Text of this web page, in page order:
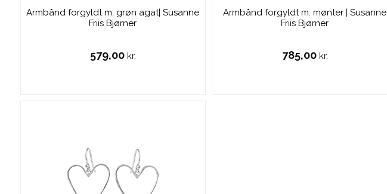
Armbånd forgyldt m. grøn agat| Susanne
Friis Bjørner
579,00 kr.
Armbånd forgyldt m. mønter | Susanne
Friis Bjørner
785,00 kr.